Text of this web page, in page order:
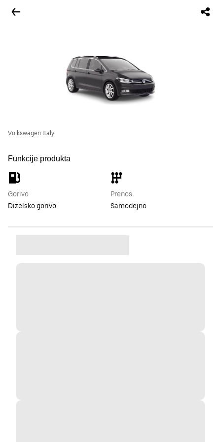
Volkswagen Italy
Funkcije produkta
Gorivo
Dizelsko gorivo
Prenos
Samodejno